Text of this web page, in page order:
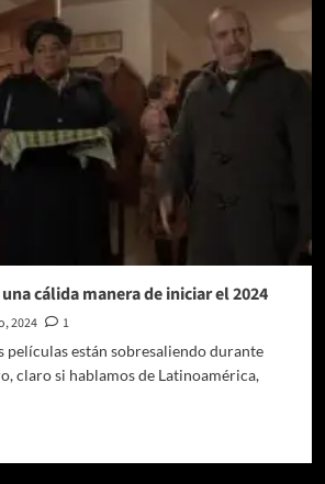
cálida manera de iniciar el 2024
2024
1
películas están sobresaliendo durante
claro si hablamos de Latinoamérica,